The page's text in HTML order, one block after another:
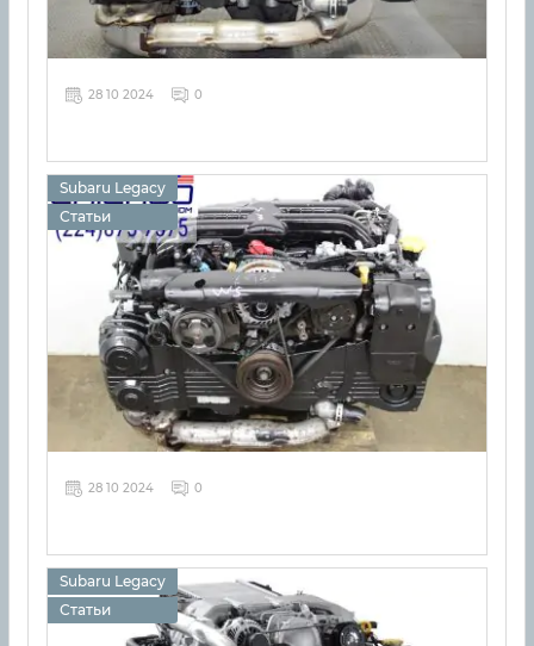
28 10 2024 0
Subaru Legacy
Статьи
28 10 2024 0
Subaru Legacy
Статьи